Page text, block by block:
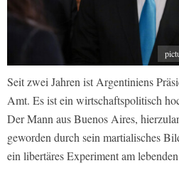
Seit zwei Jahren ist Argentiniens
Amt. Es ist ein wirtschaftspolitisch
Der Mann aus Buenos Aires,
geworden durch sein martialisches
ein libertäres Experiment am